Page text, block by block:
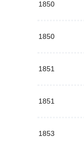
1850
1850
1851
1851
1853